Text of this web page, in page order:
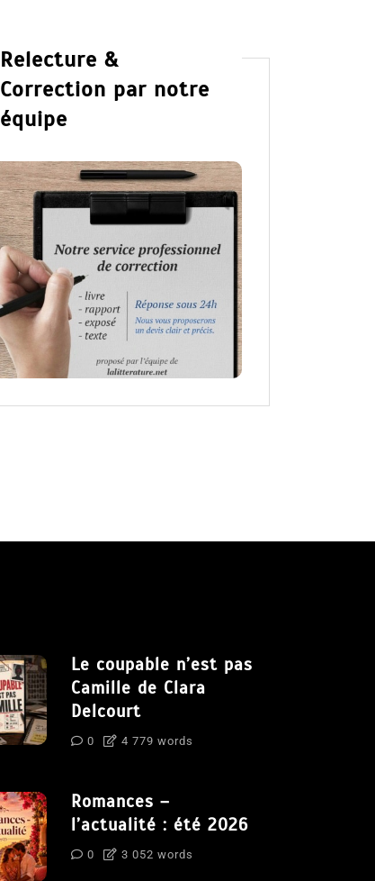
Relecture &
Correction par notre
équipe
Le coupable n’est pas
Camille de Clara
Delcourt
0 4 779 words
Romances –
l’actualité : été 2026
0 3 052 words